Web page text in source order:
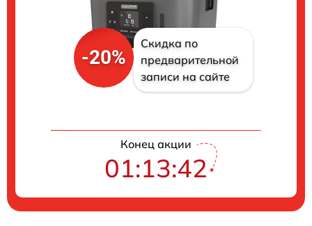
-20%
Скидка по
предварительной
записи на сайте
Конец акции
01:13:41